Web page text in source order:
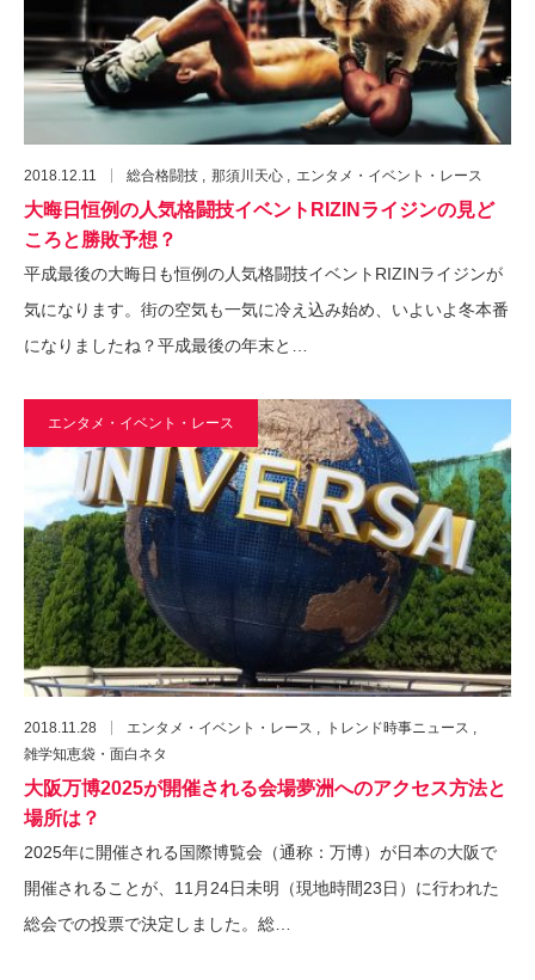
2018.12.11 総合格闘技 那須川天心 エンタメ・イベント・レース
大晦日恒例の人気格闘技イベントRIZINライジンの見ど
ころと勝敗予想？
平成最後の大晦日も恒例の人気格闘技イベントRIZINライジンが
気になります。街の空気も一気に冷え込み始め、いよいよ冬本番
になりましたね？平成最後の年末と…
エンタメ・イベント・レース
2018.11.28 エンタメ・イベント・レース
トレンド時事ニュース
雑学知恵袋・面白ネタ
大阪万博2025が開催される会場夢洲へのアクセス方法と
場所は？
2025年に開催される国際博覧会（通称：万博）が日本の大阪で
開催されることが、11月24日未明（現地時間23日）に行われた
総会での投票で決定しました。総…